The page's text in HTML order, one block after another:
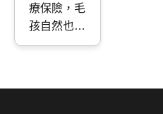
險邊間
好？
療保險，毛
孩自然也需
要寵物保